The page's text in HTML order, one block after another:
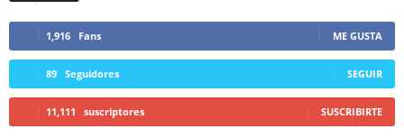
1,916 Fans ME GUSTA
89 Seguidores SEGUIR
11,111 suscriptores SUSCRIBIRTE